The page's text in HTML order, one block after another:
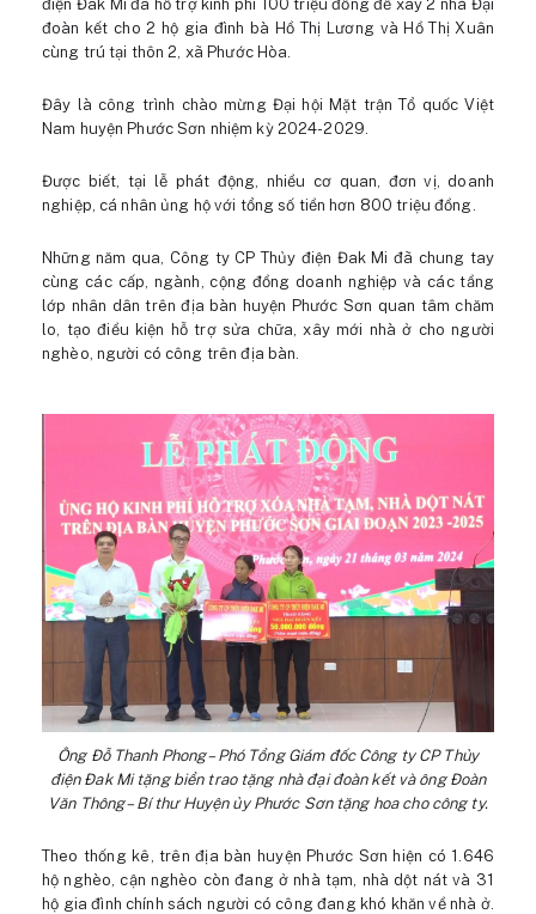
điện Đak Mi đã hỗ trợ kinh phí 100 triệu đồng để xây 2 nhà Đại
đoàn kết cho 2 hộ gia đình bà Hồ Thị Lương và Hồ Thị Xuân
cùng trú tại thôn 2, xã Phước Hòa.
Đây là công trình chào mừng Đại hội Mặt trận Tổ quốc Việt
Nam huyện Phước Sơn nhiệm kỳ 2024-2029.
Được biết, tại lễ phát động, nhiều cơ quan, đơn vị, doanh
nghiệp, cá nhân ủng hộ với tổng số tiền hơn 800 triệu đồng.
Những năm qua, Công ty CP Thủy điện Đak Mi đã chung tay
cùng các cấp, ngành, cộng đồng doanh nghiệp và các tầng
lớp nhân dân trên địa bàn huyện Phước Sơn quan tâm chăm
lo, tạo điều kiện hỗ trợ sửa chữa, xây mới nhà ở cho người
nghèo, người có công trên địa bàn.
Ông Đỗ Thanh Phong – Phó Tổng Giám đốc Công ty CP Thủy
điện Đak Mi tặng biển trao tặng nhà đại đoàn kết và ông Đoàn
Văn Thông – Bí thư Huyện ủy Phước Sơn tặng hoa cho công ty.
Theo thống kê, trên địa bàn huyện Phước Sơn hiện có 1.646
hộ nghèo, cận nghèo còn đang ở nhà tạm, nhà dột nát và 31
hộ gia đình chính sách người có công đang khó khăn về nhà ở.